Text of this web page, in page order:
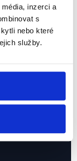
inzerci a
s
nebo které
služby.
účet
a.s.